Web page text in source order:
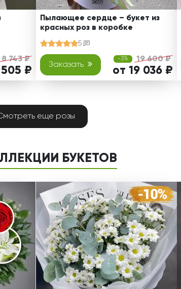
8 743 ₽
₽
Пылающее сердце – букет из
красных роз в коробке
5
Заказать
-3% 19 600 ₽
от 19 036 ₽
еще розы
БУКЕТОВ